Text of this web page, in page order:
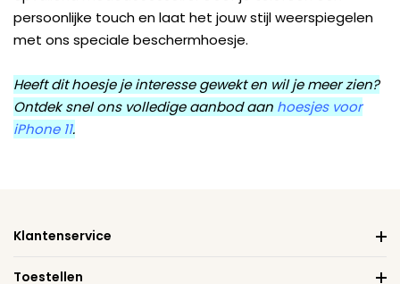
persoonlijke touch en laat het jouw stijl weerspiegelen
met ons speciale beschermhoesje.
Heeft dit hoesje je interesse gewekt en wil je meer zien?
Ontdek snel ons volledige aanbod aan hoesjes voor
iPhone 11.
Klantenservice
Toestellen